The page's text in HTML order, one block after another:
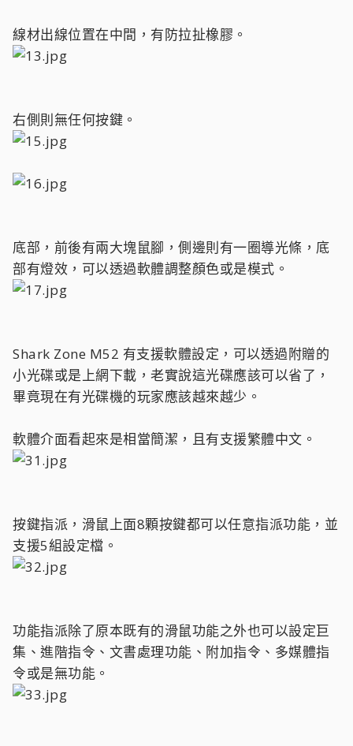
線材出線位置在中間，有防拉扯橡膠。
右側則無任何按鍵。
底部，前後有兩大塊鼠腳，側邊則有一圈導光條，底
部有燈效，可以透過軟體調整顏色或是模式。
Shark Zone M52 有支援軟體設定，可以透過附贈的
小光碟或是上網下載，老實說這光碟應該可以省了，
畢竟現在有光碟機的玩家應該越來越少。
軟體介面看起來是相當簡潔，且有支援繁體中文。
按鍵指派，滑鼠上面8顆按鍵都可以任意指派功能，並
支援5組設定檔。
功能指派除了原本既有的滑鼠功能之外也可以設定巨
集、進階指令、文書處理功能、附加指令、多媒體指
令或是無功能。